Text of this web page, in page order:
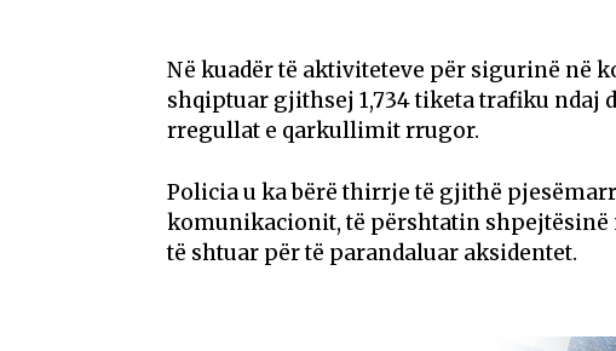
Në kuadër të aktiviteteve për sigurinë në
shqiptuar gjithsej 1,734 tiketa trafiku ndaj
rregullat e qarkullimit rrugor.
Policia u ka bërë thirrje të gjithë
komunikacionit, të përshtatin shpejtësinë
të shtuar për të parandaluar aksidentet.